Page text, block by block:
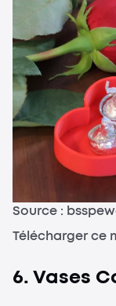
Source :
Télécharger ce
6. Vases